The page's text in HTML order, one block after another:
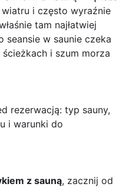
i często wyraźnie
tam najłatwiej
w saunie czeka
i szum morza
rezerwacją: typ sauny,
i warunki do
z sauną, zacznij od